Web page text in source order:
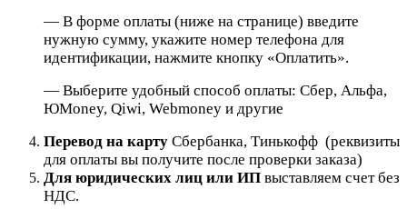
— В форме оплаты (ниже на странице) введите
нужную сумму, укажите номер телефона для
идентификации, нажмите кнопку «Оплатить».
— Выберите удобный способ оплаты: Сбер, Альфа,
ЮMoney, Qiwi, Webmoney и другие
Перевод на карту Сбербанка, Тинькофф (реквизиты
для оплаты вы получите после проверки заказа)
Для юридических лиц или ИП выставляем счет без
НДС.